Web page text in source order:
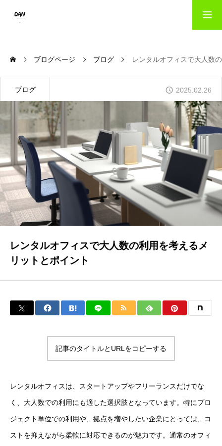
出版事業のご案内｜danパブリッシング
写真撮影サービス｜danフォト
会社概要
お問い合わせ
ブログページ ブログ レンタルオフィスで大人数
ブログ 2025.02.26
レンタルオフィスで大人数の利用を考えるメ
リットとポイント
記事のタイトルとURLをコピーする
レンタルオフィスは、スタートアップやフリーランスだけでな
く、大人数での利用にも適した選択肢となっています。特にプロ
ジェクト単位での利用や、拠点を増やしたい企業にとっては、コ
ストを抑えながら柔軟に対応できるのが魅力です。通常のオフィ